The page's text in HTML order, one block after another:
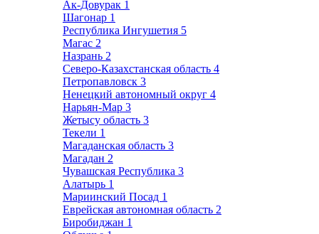
Ак-Довурак 1
Шагонар 1
Республика Ингушетия 5
Магас 2
Назрань 2
Северо-Казахстанская область 4
Петропавловск 3
Ненецкий автономный округ 4
Нарьян-Мар 3
Жетысу область 3
Текели 1
Магаданская область 3
Магадан 2
Чувашская Республика 3
Алатырь 1
Мариинский Посад 1
Еврейская автономная область 2
Биробиджан 1